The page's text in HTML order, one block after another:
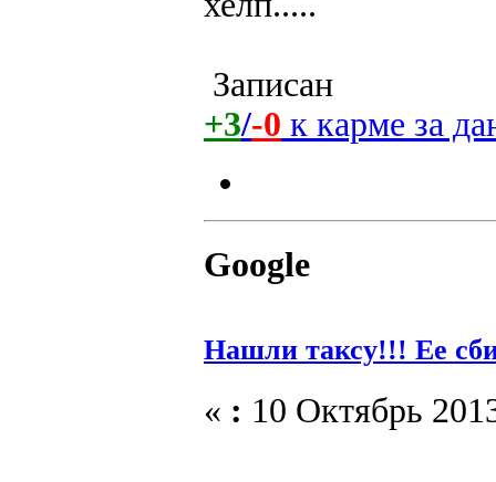
Записан
+3/-0 к карме за
Google
Нашли таксу!!! Ее
« : 10 Октябрь